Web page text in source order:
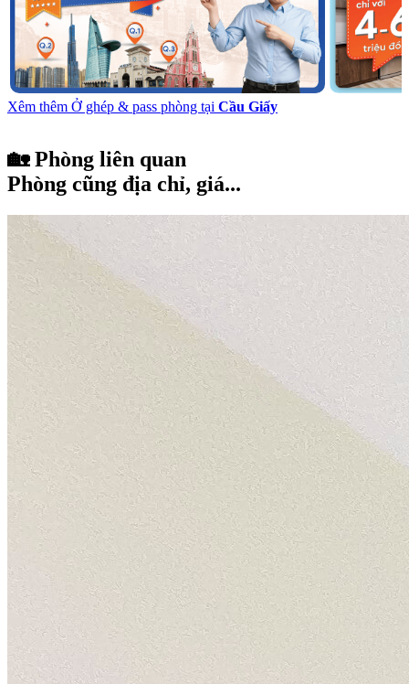
Xêm thêm Ở ghép & pass phòng tại Cầu Giấy
🏡 Phòng liên quan
Phòng cũng địa chỉ, giá...